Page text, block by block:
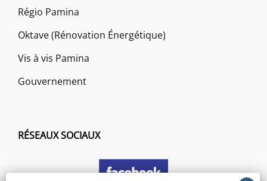
Régio Pamina
Oktave (Rénovation Énergétique)
Vis à vis Pamina
Gouvernement
RÉSEAUX SOCIAUX